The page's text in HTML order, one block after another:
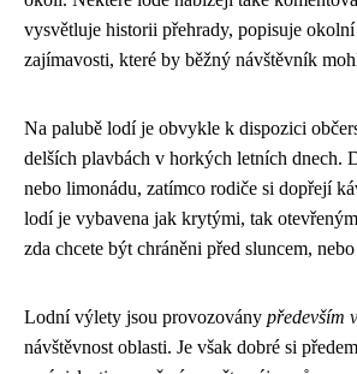
vysvětluje historii přehrady, popisuje
zajímavosti, které by běžný návštěvník
Na palubě lodí je obvykle k dispozici
delších plavbách v horkých letních dnech.
nebo limonádu, zatímco rodiče si dopřejí
lodí je vybavena jak krytými, tak
zda chcete být chráněni před sluncem,
Lodní výlety jsou provozovány především
návštěvnost oblasti. Je však dobré si